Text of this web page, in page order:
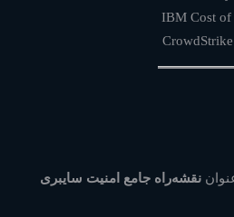
IBM Cost of
نقشه‌راه جامع امنیت سایبری